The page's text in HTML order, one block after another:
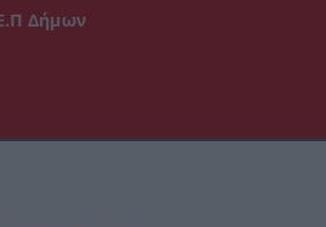
Δήμων